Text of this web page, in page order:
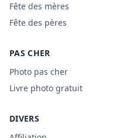
Fête des mères
Fête des pères
PAS CHER
Photo pas cher
Livre photo gratuit
DIVERS